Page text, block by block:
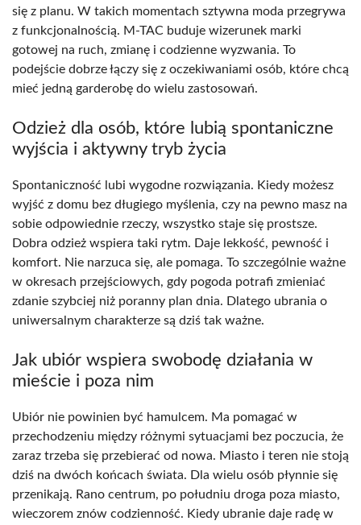
się z planu. W takich momentach sztywna moda przegrywa
z funkcjonalnością. M-TAC buduje wizerunek marki
gotowej na ruch, zmianę i codzienne wyzwania. To
podejście dobrze łączy się z oczekiwaniami osób, które chcą
mieć jedną garderobę do wielu zastosowań.
Odzież dla osób, które lubią spontaniczne
wyjścia i aktywny tryb życia
Spontaniczność lubi wygodne rozwiązania. Kiedy możesz
wyjść z domu bez długiego myślenia, czy na pewno masz na
sobie odpowiednie rzeczy, wszystko staje się prostsze.
Dobra odzież wspiera taki rytm. Daje lekkość, pewność i
komfort. Nie narzuca się, ale pomaga. To szczególnie ważne
w okresach przejściowych, gdy pogoda potrafi zmieniać
zdanie szybciej niż poranny plan dnia. Dlatego ubrania o
uniwersalnym charakterze są dziś tak ważne.
Jak ubiór wspiera swobodę działania w
mieście i poza nim
Ubiór nie powinien być hamulcem. Ma pomagać w
przechodzeniu między różnymi sytuacjami bez poczucia, że
zaraz trzeba się przebierać od nowa. Miasto i teren nie stoją
dziś na dwóch końcach świata. Dla wielu osób płynnie się
przenikają. Rano centrum, po południu droga poza miasto,
wieczorem znów codzienność. Kiedy ubranie daje radę w